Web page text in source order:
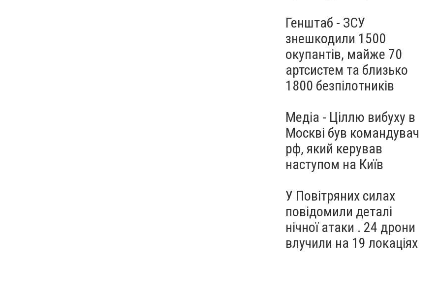
Генштаб - ЗСУ
знешкодили 1500
окупантів, майже 70
артсистем та близько
1800 безпілотників
Медіа - Ціллю вибуху в
Москві був командувач
рф, який керував
наступом на Київ
У Повітряних силах
повідомили деталі
нічної атаки . 24 дрони
влучили на 19 локаціях